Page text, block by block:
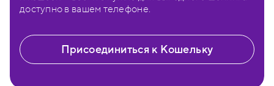
доступно в вашем телефоне.
Присоединиться к Кошельку